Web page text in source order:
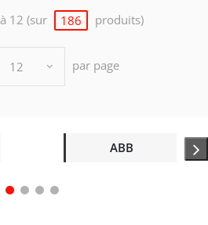
12 (sur 186 produits)
12 par page
ABB